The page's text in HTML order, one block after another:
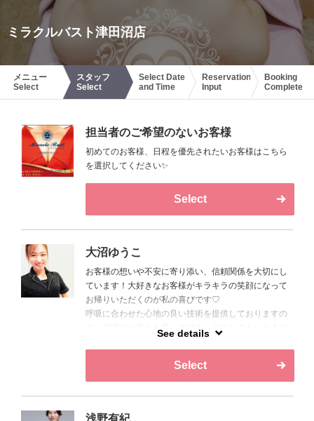
ミラクルバスト津田沼店
メニュー
Select
スタッフ
Select
Select Date
and Time
Reservation
Input
Booking
Complete
担当者のご希望のないお客様
初めてのお客様、日程を優先されたいお客様はこちら
を選択してください✨
Select
大沼ゆうこ
お客様の想いや不安に寄り添い、信頼関係を大切にし
ています！大好きなお客様がキラキラの笑顔になって
お帰りいただくのが私の喜びです♡
呼吸に合わせた心地の良い技術を提供しておりますの
で、日頃のお疲れを癒してリラックスしてもらえるひ
バストで、お一人おひとりのお悩みに真摯に向き合い
ずっと通いたくなる関係を築き人生の応援者になりた
いと思っております♡心を込めて精一杯サポートしま
す★ご指名の場合、指名料として＋1,100円頂きます
See details
Select
浅野有紀